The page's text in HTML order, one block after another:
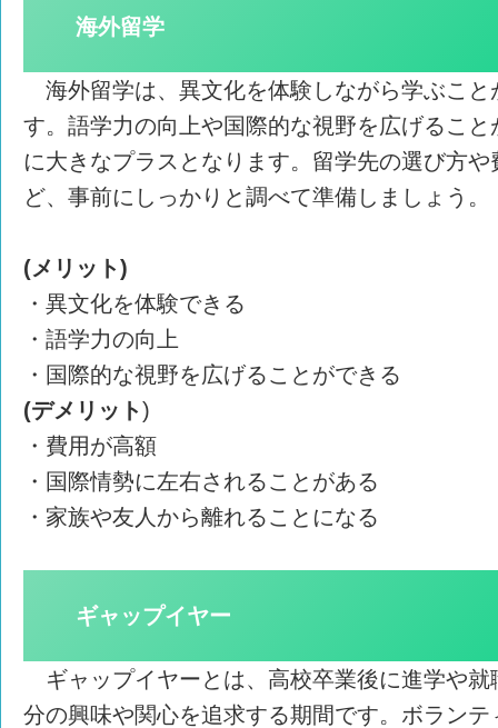
海外留学
海外留学は、異文化を体験しながら学ぶこと
す。語学力の向上や国際的な視野を広げるこ
に大きなプラスとなります。留学先の選び方
ど、事前にしっかりと調べて準備しましょう。
(メリット)
・異文化を体験できる
・語学力の向上
・国際的な視野を広げることができる
(デメリット)
・費用が高額
・国際情勢に左右されることがある
・家族や友人から離れることになる
ギャップイヤー
ギャップイヤーとは、高校卒業後に進学や就
分の興味や関心を追求する期間です。ボラン